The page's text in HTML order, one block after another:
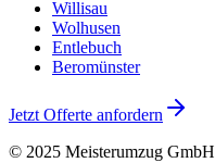
Willisau
Wolhusen
Entlebuch
Beromünster
Jetzt Offerte anfordern
© 2025 Meisterumzug GmbH